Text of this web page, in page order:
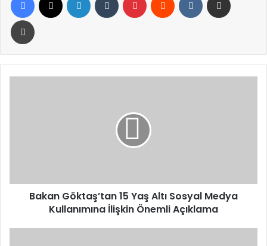
Yazdır
İlişkin
ÖnemliBakan Göktaş’tan 15 Yaş Altı Sosyal Medya
Kullanımına İlişkin Önemli Açıklama